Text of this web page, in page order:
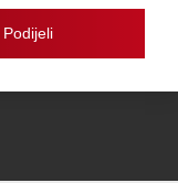
Podijeli